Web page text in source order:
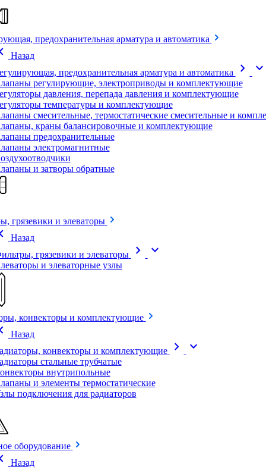
предохранительная арматура и автоматика
Назад
предохранительная арматура и автоматика
chevron_right expand_more
регулирующие, электроприводы и комплектующие
давления, перепада давления и комплектующие
температуры и комплектующие
смесительные, термостатические смесительные и
краны балансировочные и комплектующие
предохранительные
электромагнитные
и затворы обратные
грязевики и элеваторы
Назад
грязевики и элеваторы
chevron_right expand_more
и элеваторные узлы
конвекторы и комплектующие
Назад
конвекторы и комплектующие
chevron_right expand_more
стальные трубчатые
внутрипольные
и элементы термостатические
подключения для радиаторов
оборудование
Назад